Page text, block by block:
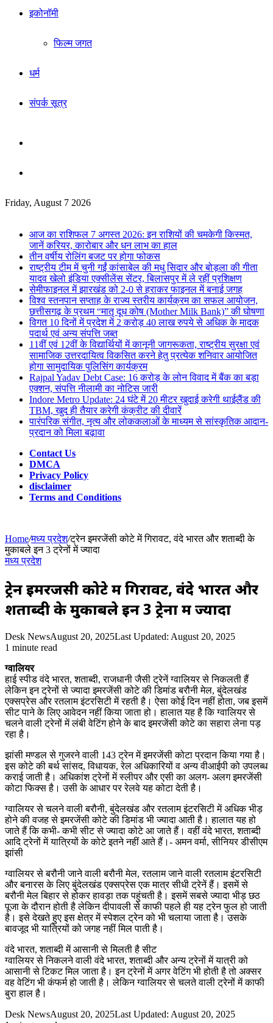
इकोनॉमी
फिल्म जगत
धर्म
संपर्क सूत्र
for
Friday, August 7 2026
आज का राशिफल 7 अगस्त 2026: इन राशियों की चमकेगी किस्मत,
जानें करियर, कारोबार और धन लाभ का हाल
तीन वर्षीय रोलिंग बजट पर होगा फोकस
राष्ट्रीय टीम में चुनी गईं कांसाबेल की मधु सिदार और बोड़ला की गीता
यादव खेलो इंडिया एक्सीलेंस सेंटर, बिलासपुर में ले रहीं प्रशिक्षण
सेमीफाइनल में झारखंड को 2-0 से हराकर फाइनल में बनाई जगह
विश्व स्तनपान सप्ताह के राज्य स्तरीय कार्यक्रम का सफल आयोजन,
छत्तीसगढ़ के प्रथम “मातृ दूध कोष (Mother Milk Bank)” की घोषणा
विगत 10 दिनों में प्रदेश में 2 करोड़ 40 लाख रुपये से अधिक के मादक
पदार्थ एवं अन्य संपत्ति जब्त
11वीं एवं 12वीं के विद्यार्थियों में कानूनी जागरूकता, राष्ट्रीय सुरक्षा एवं
सामाजिक उत्तरदायित्व विकसित करने हेतु प्रत्येक शनिवार आयोजित
होगा सामुदायिक पुलिसिंग कार्यक्रम
Rajpal Yadav Debt Case: 16 करोड़ के लोन विवाद में बैंक का बड़ा
एक्शन, संपत्ति नीलामी का नोटिस जारी
Indore Metro Update: 24 घंटे में 20 मीटर खुदाई करेगी थाईलैंड की
TBM, खुद ही तैयार करेगी कंक्रीट की दीवारें
पारंपरिक संगीत, नृत्य और लोककलाओं के माध्यम से सांस्कृतिक आदान-
प्रदान को मिला बढ़ावा
Contact Us
DMCA
Privacy Policy
disclaimer
Terms and Conditions
Home/मध्य प्रदेश/ट्रेन इमरजेंसी कोटे में गिरावट, वंदे भारत और शताब्दी के
मुकाबले इन 3 ट्रेनों में ज्यादा
मध्य प्रदेश
ट्रेन इमरजेंसी कोटे में गिरावट, वंदे भारत और
शताब्दी के मुकाबले इन 3 ट्रेनों में ज्यादा
Desk NewsAugust 20, 2025Last Updated: August 20, 2025
1 minute read
ग्वालियर
हाई स्पीड वंदे भारत, शताब्दी, राजधानी जैसी ट्रेनें ग्वालियर से निकलती हैं
लेकिन इन ट्रेनों से ज्यादा इमरजेंसी कोटे की डिमांड बरौनी मेल, बुंदेलखंड
एक्सप्रेस और रतलाम इंटरसिटी में रहती है। ऐसा कोई दिन नहीं होता, जब इसमें
सीट पाने के लिए आवेदन नहीं किया जाता हो। हालात यह है कि ग्वालियर से
चलने वाली ट्रेनों में लंबी वेटिंग होने के बाद इमरजेंसी कोटे का सहारा लेना पड़
रहा है।
झांसी मण्डल से गुजरने वाली 143 ट्रेन में इमरजेंसी कोटा प्रदान किया गया है।
इस कोटे की बर्थ सांसद, विधायक, रेल अधिकारियों व अन्य वीआईपी को उपलब्ध
कराई जाती है। अधिकांश ट्रेनों में स्लीपर और एसी का अलग- अलग इमरजेंसी
कोटा फिक्स है। उसी के आधार पर रेलवे यह कोटा देती है।
ग्वालियर से चलने वाली बरौनी, बुंदेलखंड और रतलाम इंटरसिटी में अधिक भीड़
होने की वजह से इमरजेंसी कोटे की डिमांड भी ज्यादा आती है। हालात यह हो
जाते हैं कि कभी- कभी सीट से ज्यादा कोटे आ जाते हैं। वहीं वंदे भारत, शताब्दी
आदि ट्रेनों में यात्रियों के कोटे इतने नहीं आते हैं।- अमन वर्मा, सीनियर डीसीएम
झांसी
ग्वालियर से बरौनी जाने वाली बरौनी मेल, रतलाम जाने वाली रतलाम इंटरसिटी
और बनारस के लिए बुंदेलखंड एक्सप्रेस एक मात्र सीधी ट्रेनें हैं। इसमें से
बरौनी मेल बिहार से होकर हावड़ा तक पहुंचती है। इसमें सबसे ज्यादा भीड़ छठ
पूजा के दौरान होती है लेकिन दीपावली से काफी पहले ही यह ट्रेन फुल हो जाती
है। इसे देखते हुए इस क्षेत्र में स्पेशल ट्रेन को भी चलाया जाता है। उसके
बावजूद भी यात्रियों को जगह नहीं मिल पाती है।
वंदे भारत, शताब्दी में आसानी से मिलती है सीट
ग्वालियर से निकलने वाली वंदे भारत, शताब्दी और अन्य ट्रेनों में यात्री को
आसानी से टिकट मिल जाता है। इन ट्रेनों में अगर वेटिंग भी होती है तो अक्सर
वह वेटिंग भी कंफर्म हो जाती है। लेकिन ग्वालियर से चलते वाली ट्रेनों में काफी
बुरा हाल है।
Desk NewsAugust 20, 2025Last Updated: August 20, 2025